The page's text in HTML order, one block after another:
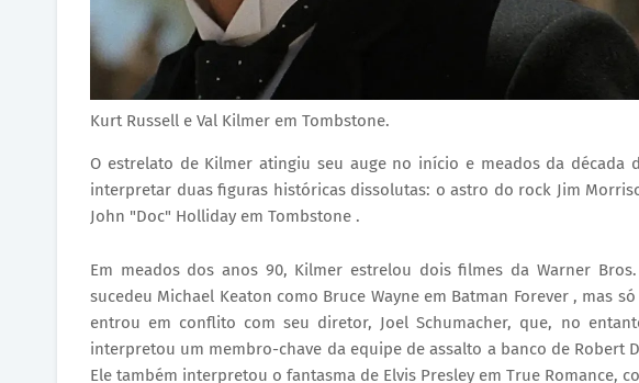
Kurt Russell e Val Kilmer em Tombstone.
O estrelato de Kilmer atingiu seu auge no início e meados da década
interpretar duas figuras históricas dissolutas: o astro do rock Jim
John "Doc" Holliday em Tombstone .
Em meados dos anos 90, Kilmer estrelou dois filmes da Warner
sucedeu Michael Keaton como Bruce Wayne em Batman Forever , mas
entrou em conflito com seu diretor, Joel Schumacher, que, no
interpretou um membro-chave da equipe de assalto a banco de Robert
Ele também interpretou o fantasma de Elvis Presley em True Romance,